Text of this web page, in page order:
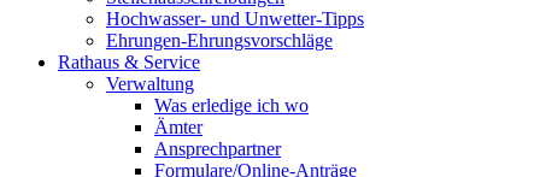
Hochwasser- und Unwetter-Tipps
Ehrungen-Ehrungsvorschläge
Rathaus & Service
Verwaltung
Was erledige ich wo
Ämter
Ansprechpartner
Formulare/Online-Anträge